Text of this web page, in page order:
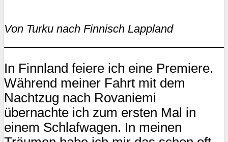
Von Turku nach Finnisch Lappland
In Finnland feiere ich eine Premiere.
Während meiner Fahrt mit dem
Nachtzug nach Rovaniemi
übernachte ich zum ersten Mal in
einem Schlafwagen. In meinen